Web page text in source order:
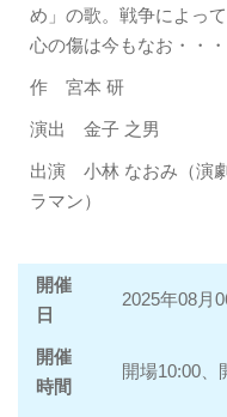
め」の歌。戦争によっ
心の傷は今もなお・・・
作 宮本 研
演出 金子 之男
出演 小林 なおみ（演
ラマン）
開催
日
2025年08月
開催
時間
開場10:00、